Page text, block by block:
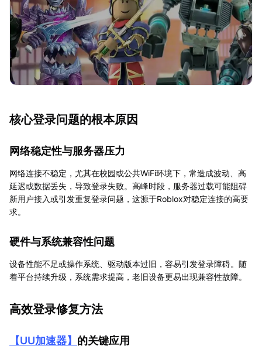
核心登录问题的根本原因
网络稳定性与服务器压力
网络连接不稳定，尤其在校园或公共WiFi环境下，常造成波动、高
延迟或数据丢失，导致登录失败。高峰时段，服务器过载可能阻碍
新用户接入或引发重复登录问题，这源于Roblox对稳定连接的高要
求。
硬件与系统兼容性问题
设备性能不足或操作系统、驱动版本过旧，容易引发登录障碍。随
着平台持续升级，系统需求提高，老旧设备更易出现兼容性故障。
高效登录修复方法
【UU加速器】 的关键应用